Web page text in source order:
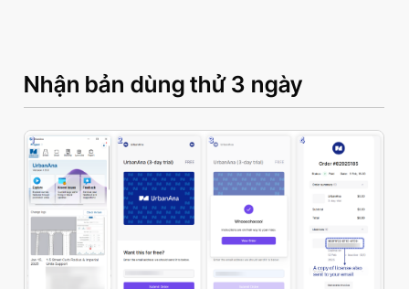
Nhận bản dùng thử 3 ngày